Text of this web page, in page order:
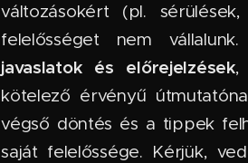
változásokért (pl.
felelősséget nem
javaslatok és előrejelzések,
kötelező érvényű
végső döntés és a tippek
saját felelőssége. Kérjük,